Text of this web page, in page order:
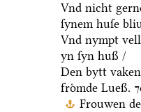
Vnd nicht
ſynem huſe
Vnd nympt vell
yn ſyn huß /
Den bytt
froͤmde Lueß.
Frouwen